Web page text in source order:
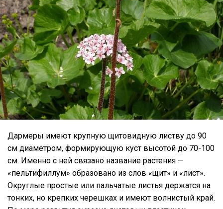
Дармеры имеют крупную щитовидную листву до 90
см диаметром, формирующую куст высотой до 70-100
см. Именно с ней связано название растения —
«пельтифиллум» образовано из слов «щит» и «лист».
Округлые простые или пальчатые листья держатся на
тонких, но крепких черешках и имеют волнистый край.